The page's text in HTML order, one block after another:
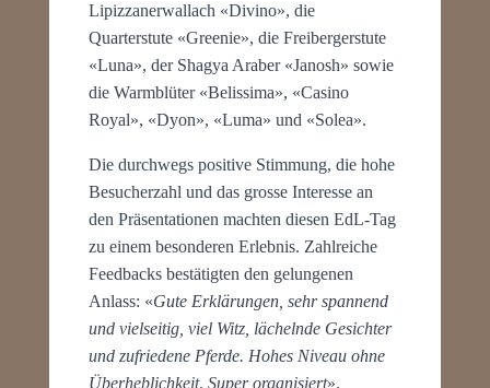
Lipizzanerwallach «Divino», die
Quarterstute «Greenie», die Freibergerstute
«Luna», der Shagya Araber «Janosh» sowie
die Warmblüter «Belissima», «Casino
Royal», «Dyon», «Luma» und «Solea».
Die durchwegs positive Stimmung, die hohe
Besucherzahl und das grosse Interesse an
den Präsentationen machten diesen EdL-Tag
zu einem besonderen Erlebnis. Zahlreiche
Feedbacks bestätigten den gelungenen
Anlass: «Gute Erklärungen, sehr spannend
und vielseitig, viel Witz, lächelnde Gesichter
und zufriedene Pferde. Hohes Niveau ohne
Überheblichkeit. Super organisiert».